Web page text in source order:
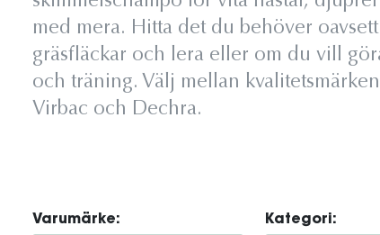
med mera. Hitta det du behöver
gräsfläckar och lera eller om du vill
och träning. Välj mellan
Virbac och Dechra.
Varumärke: Kategori: